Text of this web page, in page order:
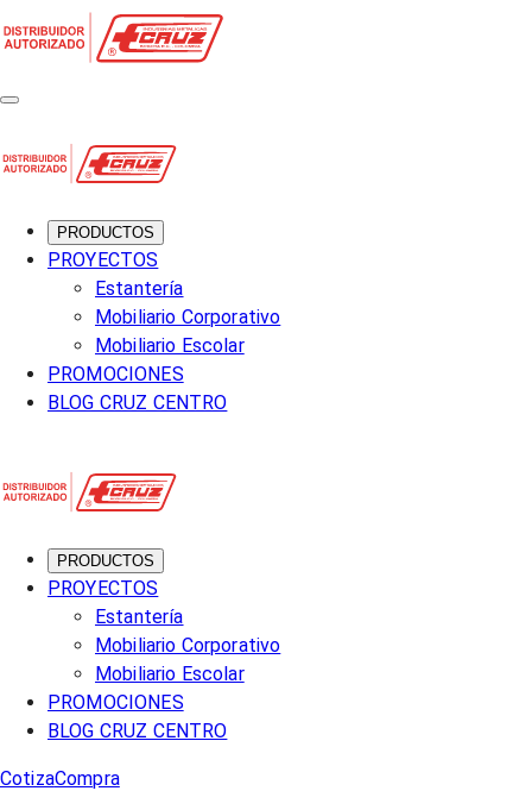
PRODUCTOS
PROYECTOS
Estantería
Mobiliario Corporativo
Mobiliario Escolar
PROMOCIONES
BLOG CRUZ CENTRO
PRODUCTOS
PROYECTOS
Estantería
Mobiliario Corporativo
Mobiliario Escolar
PROMOCIONES
BLOG CRUZ CENTRO
CotizaCompra